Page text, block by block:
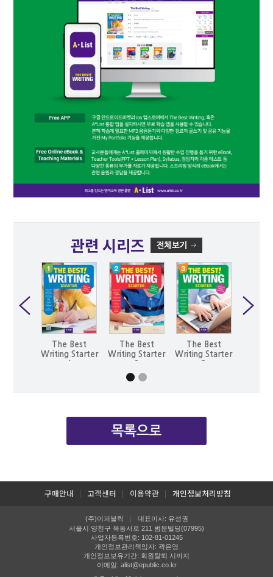
관련 시리즈
The Best
Writing Starter
The Best
Writing Starter
The Best
Writing Starter
구매안내 고객센터 이용약관 개인정보처리방침
(주)이퍼블릭 |
대표이사: 유성권
서울시 양천구 목동서로 211 범문빌딩(07995)
사업자등록번호: 102-81-01245
개인정보관리책임자: 곽은영
개인정보보유기간: 회원탈퇴 시까지
이메일: alist@epublic.co.kr